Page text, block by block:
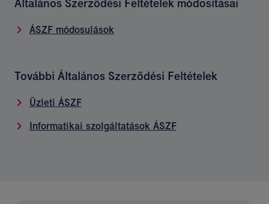
Általános Szerződési Feltételek módosításai
ÁSZF módosulások
További Általános Szerződési Feltételek
Üzleti ÁSZF
Informatikai szolgáltatások ÁSZF